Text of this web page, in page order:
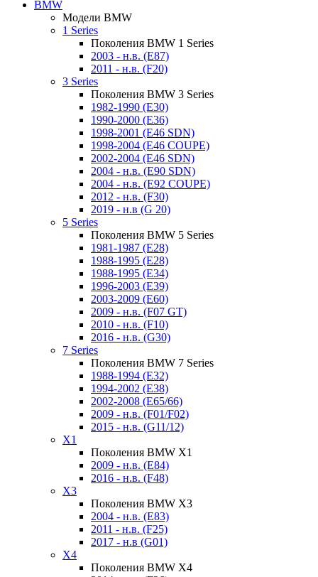
BMW
Модели BMW
1 Series
Поколения BMW 1 Series
2003 - н.в. (E87)
2011 - н.в. (F20)
3 Series
Поколения BMW 3 Series
1982-1990 (E30)
1990-2000 (E36)
1998-2001 (E46 SDN)
1998-2004 (E46 COUPE)
2002-2004 (E46 SDN)
2004 - н.в. (E90 SDN)
2004 - н.в. (E92 COUPE)
2012 - н.в. (F30)
2019 - н.в (G 20)
5 Series
Поколения BMW 5 Series
1981-1987 (E28)
1988-1995 (E28)
1988-1995 (E34)
1996-2003 (E39)
2003-2009 (E60)
2009 - н.в. (F07 GT)
2010 - н.в. (F10)
2016 - н.в. (G30)
7 Series
Поколения BMW 7 Series
1988-1994 (E32)
1994-2002 (E38)
2002-2008 (E65/66)
2009 - н.в. (F01/F02)
2015 - н.в. (G11/12)
X1
Поколения BMW X1
2009 - н.в. (E84)
2016 - н.в. (F48)
X3
Поколения BMW X3
2004 - н.в. (E83)
2011 - н.в. (F25)
2017 - н.в (G01)
X4
Поколения BMW X4